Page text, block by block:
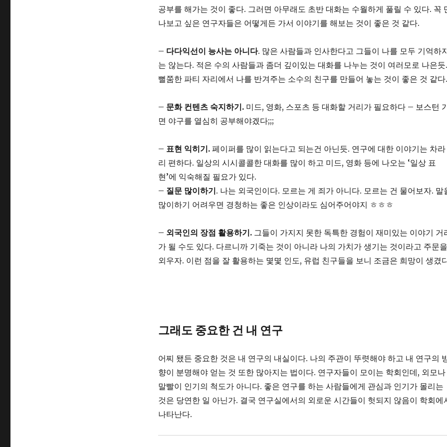
공부를 해가는 것이 좋다. 그러면 아무래도 초반 대화는 수월하게 풀릴 수 있다. 꼭
나보고 싶은 연구자들은 어떻게든 가서 이야기를 해보는 것이 좋은 것 같다.
– 다다익선이 능사는 아니다. 많은 사람들과 인사한다고 그들이 나를 모두 기억하
는 않는다. 적은 수의 사람들과 좀더 깊이있는 대화를 나누는 것이 여러모로 나은듯.
뻘쭘한 파티 자리에서 나를 반겨주는 소수의 친구를 만들어 놓는 것이 좋은 것 같다.
– 문화 컨텐츠 숙지하기. 미드, 영화, 스포츠 등 대화할 거리가 필요하다 – 보스턴
면 야구를 열심히 공부해야겠다;;;
– 표현 익히기.페이퍼를 많이 읽는다고 되는건 아닌듯. 연구에 대한 이야기는 차라
리 편하다. 일상의 시시콜콜한 대화를 많이 하고 미드, 영화 등에 나오는 ‘일상 표
현’에 익숙해질 필요가 있다.
– 질문 많이하기. 나는 외국인이다. 모르는 게 죄가 아니다. 모르는 건 물어보자. 말
많이하기 어려우면 경청하는 좋은 인상이라도 심어주어야지 ㅎㅎㅎ
– 외국인의 장점 활용하기.그들이 가지지 못한 독특한 경험이 재미있는 이야기 거
가 될 수도 있다. 다르니까 기죽는 것이 아니라 나의 가치가 생기는 것이라고 주문을
외우자. 이런 점을 잘 활용하는 몇몇 인도, 유럽 친구들을 보니 조금은 희망이 생겼
그래도 중요한 건 내 연구
어찌 됐든 중요한 것은 내 연구의 내실이다. 나의 주관이 뚜렷해야 하고 내 연구의
향이 분명해야 얻는 것 또한 많아지는 법이다. 연구자들이 모이는 학회인데, 외모나
말빨이 인기의 척도가 아니다. 좋은 연구를 하는 사람들에게 관심과 인기가 몰리는
것은 당연한 일 아닌가. 결국 연구실에서의 외로운 시간들이 헛되지 않음이 학회에
나타난다.